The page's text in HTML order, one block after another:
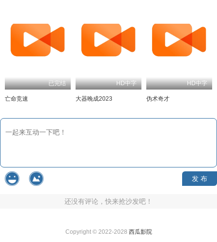
已完结
亡命竞速
HD中字
大器晚成2023
HD中字
伪术奇才
发 布
还没有评论，快来抢沙发吧！
Copyright © 2022-2028 西瓜影院